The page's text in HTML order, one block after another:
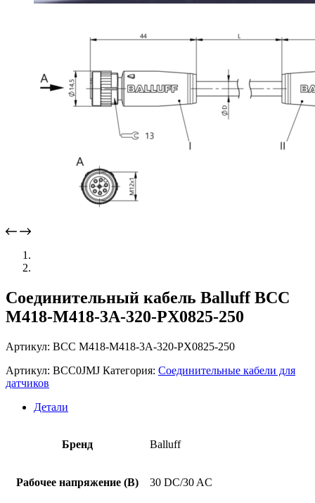
Соединительный кабель Balluff BCC
M418-M418-3A-320-PX0825-250
Артикул: BCC M418-M418-3A-320-PX0825-250
Артикул: BCC0JMJ Категория: Соединительные кабели для
датчиков
Детали
Бренд Balluff
Рабочее напряжение (В) 30 DC/30 AC